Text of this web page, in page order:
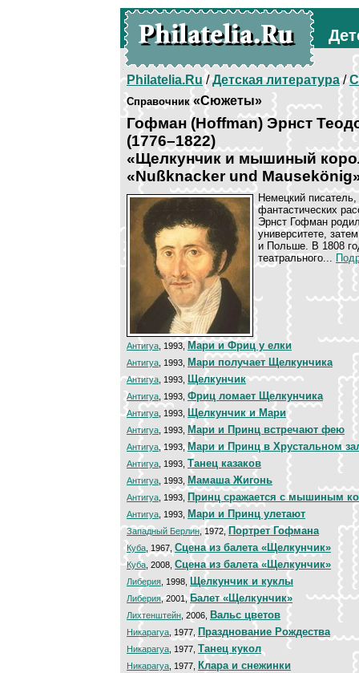
Philatelia.Ru/Детская литература/
Справочник«Сюжеты»
Гофман (Hoffman) Эрнст
(1776–1822)
«Щелкунчик и мышиный
«Nußknacker und
Немецкий
фантастических
Эрнст Гофман
университете,
и Польше. В 1808
театрального...
Антигуа , 1993, Мари и Фриц у елки
Антигуа , 1993, Мари получает Щелкунчика
Антигуа , 1993, Щелкунчик
Антигуа , 1993, Фриц ломает Щелкунчика
Антигуа , 1993, Щелкунчик и Мари
Антигуа , 1993, Мари и Принц встречают фею
Антигуа, 1993,Мари и Принц в Хрустальном
Антигуа , 1993, Танец казаков
Антигуа , 1993, Мамаша Жигонь
Антигуа , 1993, Принц сражается с мышиным
Антигуа , 1993, Мари и Принц улетают
Западный Берлин , 1972, Портрет Гофмана
Куба , 1967, Сцена из балета «Щелкунчик»
Куба , 2008, Сцена из балета «Щелкунчик»
Либерия , 1998, Щелкунчик и куклы
Либерия, 2001,Балет «Щелкунчик»
Лихтенштейн , 2006, Вальс цветов
Никарагуа , 1977, Празднование Рождества
Никарагуа , 1977, Танец кукол
Никарагуа , 1977, Клара и снежинки